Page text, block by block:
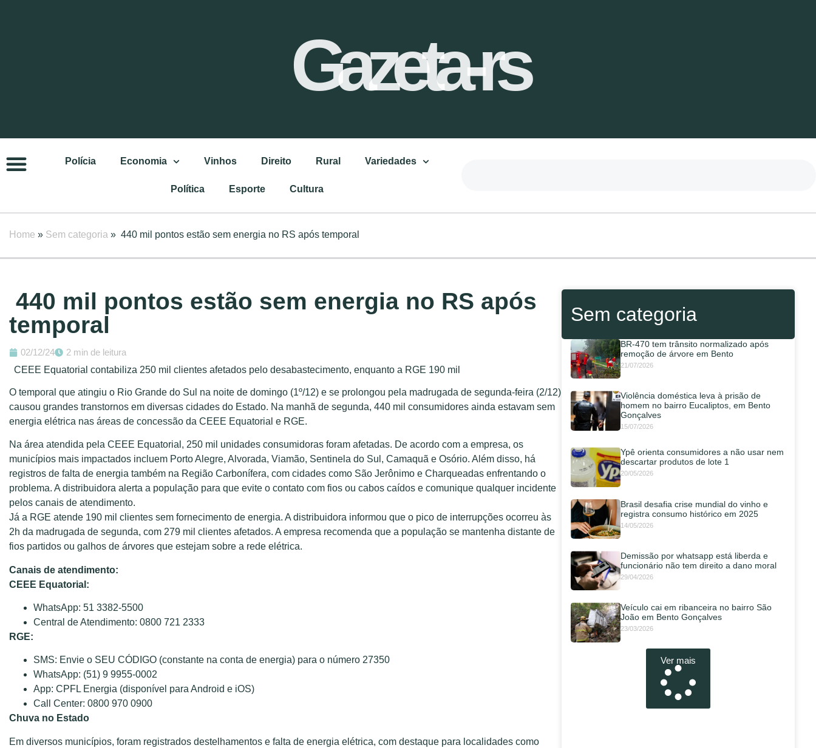
Gazeta-rs
Polícia Economia Vinhos Direito Rural Variedades
Política Esporte Cultura
Home » Sem categoria » 440 mil pontos estão sem energia no RS após temporal
440 mil pontos estão sem energia no RS após
temporal
02/12/24
2 min de leitura
CEEE Equatorial contabiliza 250 mil clientes afetados pelo desabastecimento, enquanto a RGE 190 mil
O temporal que atingiu o Rio Grande do Sul na noite de domingo (1º/12) e se prolongou pela madrugada de segunda-feira (2/12)
causou grandes transtornos em diversas cidades do Estado. Na manhã de segunda, 440 mil consumidores ainda estavam sem
energia elétrica nas áreas de concessão da CEEE Equatorial e RGE.
Na área atendida pela CEEE Equatorial, 250 mil unidades consumidoras foram afetadas. De acordo com a empresa, os
municípios mais impactados incluem Porto Alegre, Alvorada, Viamão, Sentinela do Sul, Camaquã e Osório. Além disso, há
registros de falta de energia também na Região Carbonífera, com cidades como São Jerônimo e Charqueadas enfrentando o
problema. A distribuidora alerta a população para que evite o contato com fios ou cabos caídos e comunique qualquer incidente
pelos canais de atendimento.
Já a RGE atende 190 mil clientes sem fornecimento de energia. A distribuidora informou que o pico de interrupções ocorreu às
2h da madrugada de segunda, com 279 mil clientes afetados. A empresa recomenda que a população se mantenha distante de
fios partidos ou galhos de árvores que estejam sobre a rede elétrica.
Canais de atendimento:
CEEE Equatorial:
WhatsApp: 51 3382-5500
Central de Atendimento: 0800 721 2333
RGE:
SMS: Envie o SEU CÓDIGO (constante na conta de energia) para o número 27350
WhatsApp: (51) 9 9955-0002
App: CPFL Energia (disponível para Android e iOS)
Call Center: 0800 970 0900
Chuva no Estado
Em diversos municípios, foram registrados destelhamentos e falta de energia elétrica, com destaque para localidades como
Sem categoria
BR-470 tem trânsito normalizado após
remoção de árvore em Bento
21/07/2026
Violência doméstica leva à prisão de
homem no bairro Eucaliptos, em Bento
Gonçalves
15/07/2026
Ypê orienta consumidores a não usar nem
descartar produtos de lote 1
20/05/2026
Brasil desafia crise mundial do vinho e
registra consumo histórico em 2025
14/05/2026
Demissão por whatsapp está liberda e
funcionário não tem direito a dano moral
29/04/2026
Veículo cai em ribanceira no bairro São
João em Bento Gonçalves
23/03/2026
Ver mais